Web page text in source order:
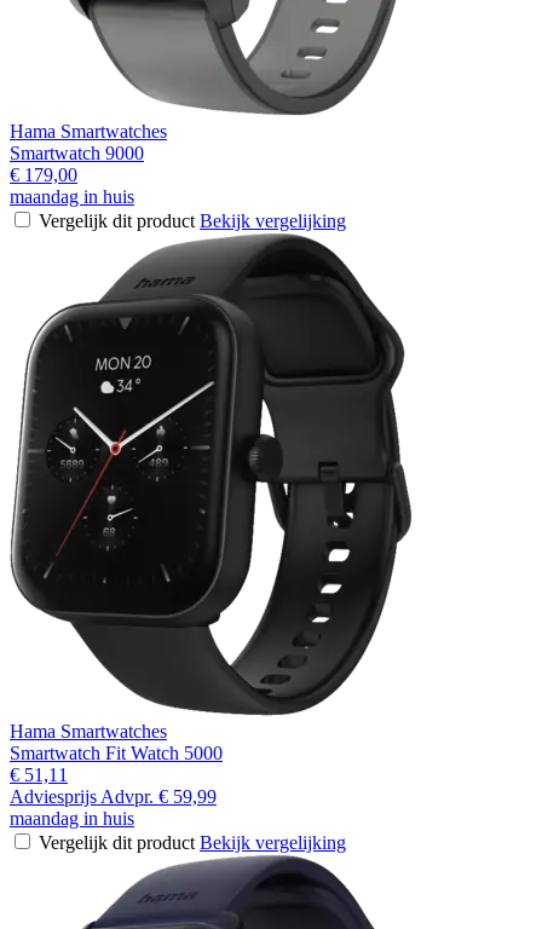
Hama Smartwatches
Smartwatch 9000
€ 179,00
maandag in huis
Vergelijk dit product Bekijk vergelijking
Hama Smartwatches
Smartwatch Fit Watch 5000
€ 51,11
Adviesprijs Advpr. € 59,99
maandag in huis
Vergelijk dit product Bekijk vergelijking